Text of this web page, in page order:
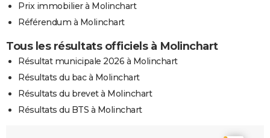
Prix immobilier à Molinchart
Référendum à Molinchart
Tous les résultats officiels à Molinchart
Résultat municipale 2026 à Molinchart
Résultats du bac à Molinchart
Résultats du brevet à Molinchart
Résultats du BTS à Molinchart